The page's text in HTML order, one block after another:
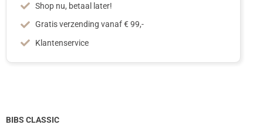
Shop nu, betaal later!
Gratis verzending vanaf € 99,-
Klantenservice
BIBS CLASSIC